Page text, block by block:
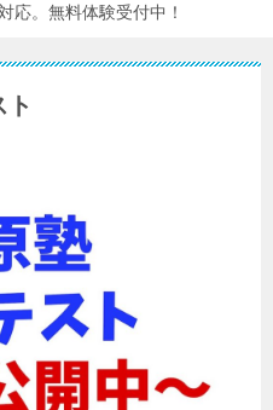
応。無料体験受付中！